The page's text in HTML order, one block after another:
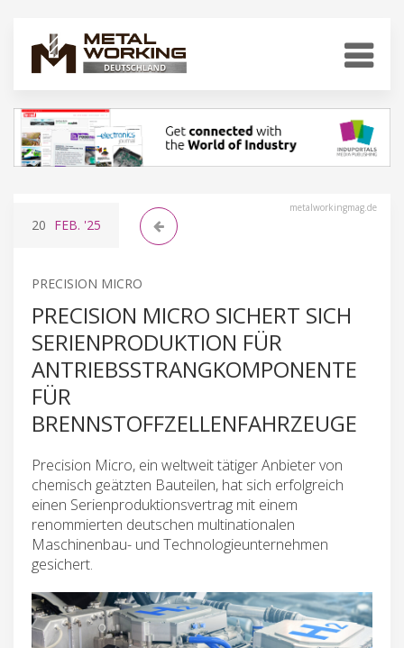
metalworkingmag.de
20 FEB. '25
PRECISION MICRO
PRECISION MICRO SICHERT SICH
SERIENPRODUKTION FÜR
ANTRIEBSSTRANGKOMPONENTE
FÜR
BRENNSTOFFZELLENFAHRZEUGE
Precision Micro, ein weltweit tätiger Anbieter von
chemisch geätzten Bauteilen, hat sich erfolgreich
einen Serienproduktionsvertrag mit einem
renommierten deutschen multinationalen
Maschinenbau- und Technologieunternehmen
gesichert.